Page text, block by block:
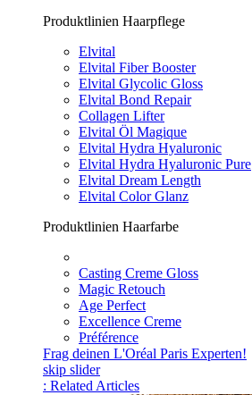
Produktlinien Haarpflege
Elvital
Elvital Fiber Booster
Elvital Glycolic Gloss
Elvital Bond Repair
Collagen Lifter
Elvital Öl Magique
Elvital Hydra Hyaluronic
Elvital Hydra Hyaluronic Pure
Elvital Dream Length
Elvital Color Glanz
Produktlinien Haarfarbe
Casting Creme Gloss
Magic Retouch
Age Perfect
Excellence Creme
Préférence
Frag deinen L'Oréal Paris Experten!
skip slider
: Related Articles